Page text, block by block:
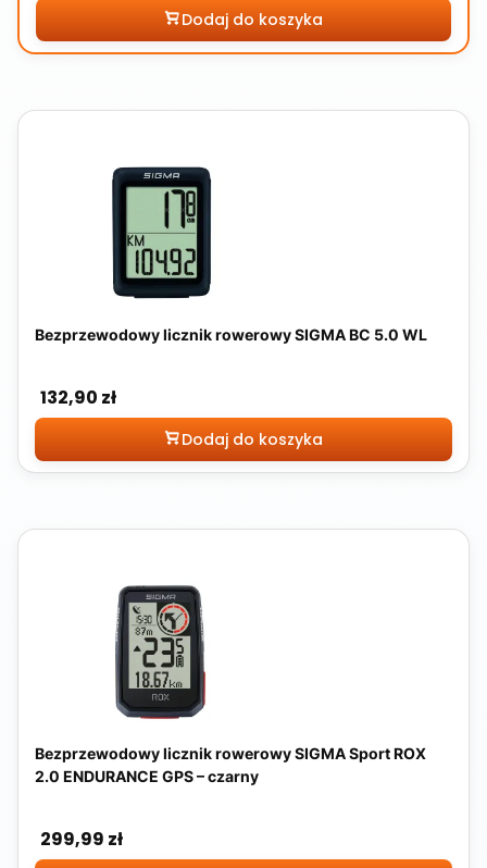
Dodaj do koszyka
Bezprzewodowy licznik rowerowy SIGMA BC 5.0 WL
Cena
132,90 zł
Dodaj do koszyka
Bezprzewodowy licznik rowerowy SIGMA Sport ROX
2.0 ENDURANCE GPS – czarny
Cena
299,99 zł